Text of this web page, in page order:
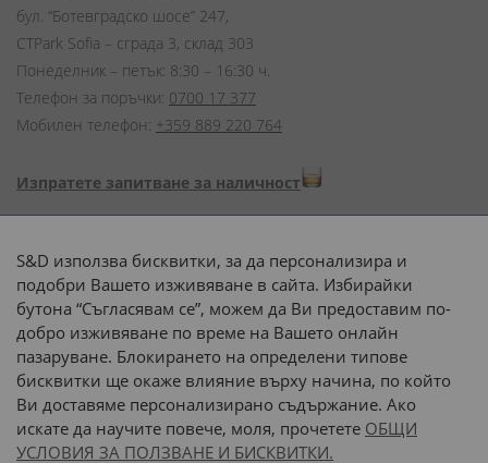
бул. “Ботевградско шосе” 247,
CTPark Sofia – сграда 3, склад 303
Понеделник – петък: 8:30 – 16:30 ч.
Телефон за поръчки: 0700 17 377
Мобилен телефон: +359 889 220 764
Изпратете запитване за наличност
Начини на плащане:
Доставка до адрес с:
или
наш транспорт
S&D използва бисквитки, за да персонализира и
подобри Вашето изживяване в сайта. Избирайки
бутона “Съгласявам се”, можем да Ви предоставим по-
добро изживяване по време на Вашето онлайн
пазаруване. Блокирането на определени типове
бисквитки ще окаже влияние върху начина, по който
Ви доставяме персонализирано съдържание. Ако
искате да научите повече, моля, прочетете ОБЩИ
УСЛОВИЯ ЗА ПОЛЗВАНЕ И БИСКВИТКИ.